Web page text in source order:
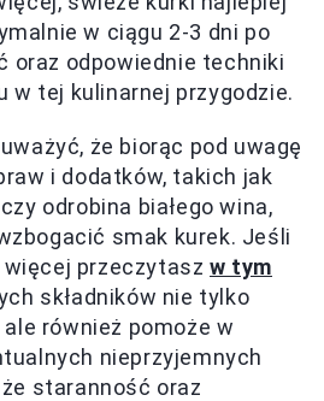
w ciągu 2-3 dni po
oraz odpowiednie techniki
w tej kulinarnej przygodzie.
że biorąc pod uwagę
i dodatków, takich jak
odrobina białego wina,
smak kurek. Jeśli
przeczytaszw tym
składników nie tylko
również pomoże w
nieprzyjemnych
staranność oraz